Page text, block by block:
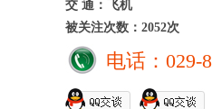
交 通：飞机
被关注次数：2052次
电话：029-